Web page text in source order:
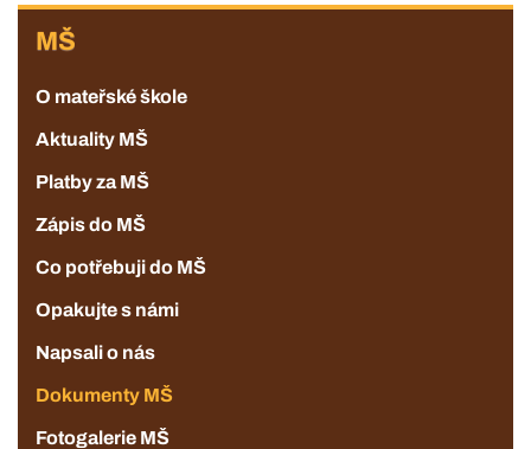
MŠ
MŠ
O mateřské škole
Aktuality MŠ
Platby za MŠ
Zápis do MŠ
Co potřebuji do MŠ
Opakujte s námi
Napsali o nás
Dokumenty MŠ
Fotogalerie MŠ